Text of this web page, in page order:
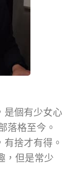
是個有少女心
落格至今。
捨才有得。
，但是常少